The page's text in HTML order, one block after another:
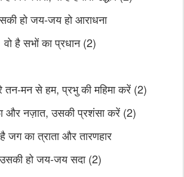
हो जय-जय हो आराधना
वो है सभों का प्रधान (2)
तन-मन से हम, प्रभु की महिमा करें (2)
और नज़ात, उसकी प्रशंसा करें (2)
जग का त्राता और तारणहार
हो जय-जय सदा (2)